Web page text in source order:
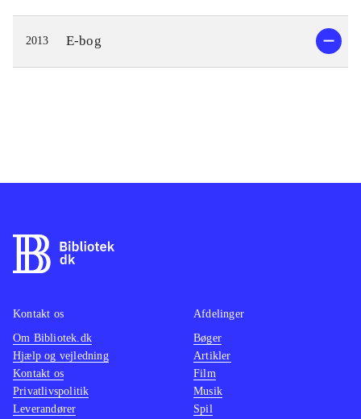
2013 E-bog
Kontakt os
Om Bibliotek.dk
Hjælp og vejledning
Kontakt os
Privatlivspolitik
Leverandører
Afdelinger
Bøger
Artikler
Film
Musik
Spil